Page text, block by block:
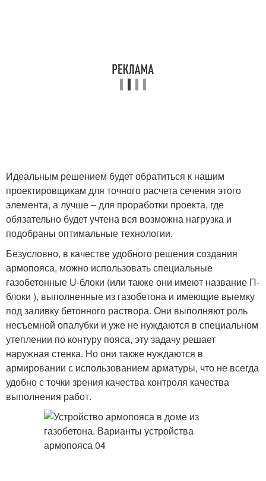
Идеальным решением будет обратиться к нашим
проектировщикам для точного расчета сечения этого
элемента, а лучше – для проработки проекта, где
обязательно будет учтена вся возможна нагрузка и
подобраны оптимальные технологии.
Безусловно, в качестве удобного решения создания
армопояса, можно использовать специальные
газобетонные U-блоки (или также они имеют название П-
блоки ), выполненные из газобетона и имеющие выемку
под заливку бетонного раствора. Они выполняют роль
несъемной опалубки и уже не нуждаются в специальном
утеплении по контуру пояса, эту задачу решает
наружная стенка. Но они также нуждаются в
армировании с использованием арматуры, что не всегда
удобно с точки зрения качества контроля качества
выполнения работ.